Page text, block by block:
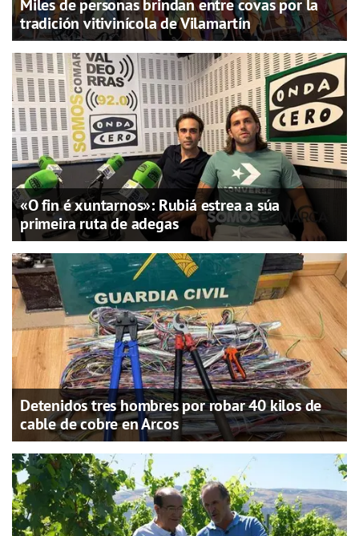
Miles de personas brindan entre covas por la
tradición vitivinícola de Vilamartín
«O fin é xuntarnos»: Rubiá estrea a súa
primeira ruta de adegas
Detenidos tres hombres por robar 40 kilos de
cable de cobre en Arcos